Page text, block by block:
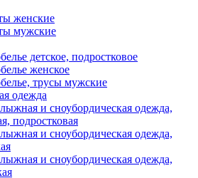
женские
мужские
детское, подростковое
женское
трусы мужские
одежда
и сноубордическая одежда,
подростковая
и сноубордическая одежда,
и сноубордическая одежда,